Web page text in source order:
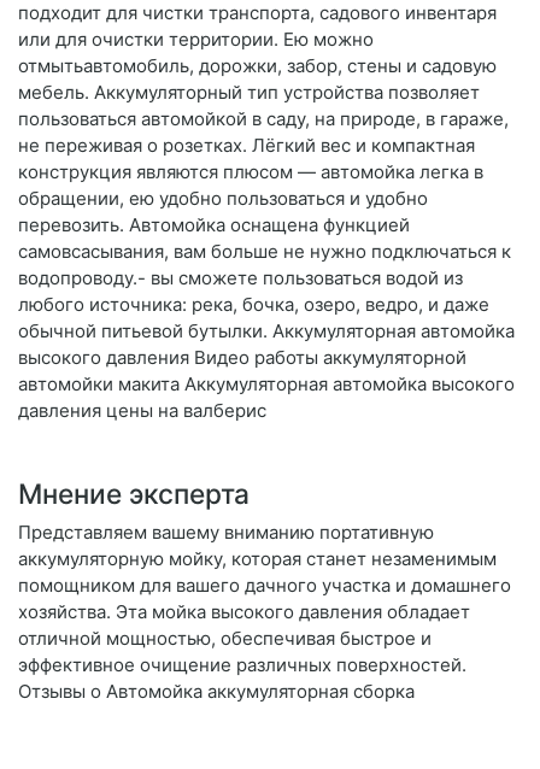
подходит для чистки транспорта, садового инвентаря
или для очистки территории. Ею можно
отмытьавтомобиль, дорожки, забор, стены и садовую
мебель. Аккумуляторный тип устройства позволяет
пользоваться автомойкой в саду, на природе, в гараже,
не переживая о розетках. Лёгкий вес и компактная
конструкция являются плюсом — автомойка легка в
обращении, ею удобно пользоваться и удобно
перевозить. Автомойка оснащена функцией
самовсасывания, вам больше не нужно подключаться к
водопроводу.- вы сможете пользоваться водой из
любого источника: река, бочка, озеро, ведро, и даже
обычной питьевой бутылки. Аккумуляторная автомойка
высокого давления Видео работы аккумуляторной
автомойки макита Аккумуляторная автомойка высокого
давления цены на валберис
Мнение эксперта
Представляем вашему вниманию портативную
аккумуляторную мойку, которая станет незаменимым
помощником для вашего дачного участка и домашнего
хозяйства. Эта мойка высокого давления обладает
отличной мощностью, обеспечивая быстрое и
эффективное очищение различных поверхностей.
Отзывы о Автомойка аккумуляторная сборка